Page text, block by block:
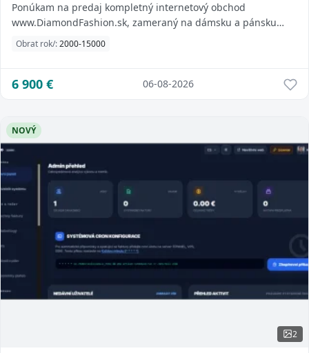
Ponúkam na predaj kompletný internetový obchod
www.DiamondFashion.sk, zameraný na dámsku a pánsku
módu, obuv, kabelky a módne doplnky. Projekt má ...
Obrat rok/:2000-15000
6 900 € 06-08-2026
NOVÝ
2